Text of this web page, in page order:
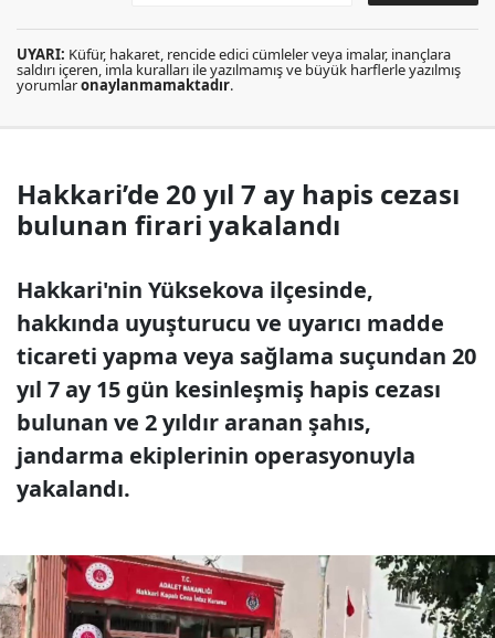
UYARI: Küfür, hakaret, rencide edici cümleler veya imalar, inançlara
saldırı içeren, imla kuralları ile yazılmamış ve büyük harflerle yazılmış
yorumlaronaylanmamaktadır.
Hakkari’de 20 yıl 7 ay hapis cezası
bulunan firari yakalandı
Hakkari'nin Yüksekova ilçesinde,
hakkında uyuşturucu ve uyarıcı madde
ticareti yapma veya sağlama suçundan 20
yıl 7 ay 15 gün kesinleşmiş hapis cezası
bulunan ve 2 yıldır aranan şahıs,
jandarma ekiplerinin operasyonuyla
yakalandı.